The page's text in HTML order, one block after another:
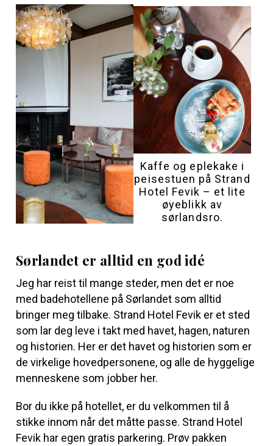
Kaffe og eplekake i
peisestuen på Strand
Hotel Fevik – et lite
øyeblikk av
sørlandsro.
Sørlandet er alltid en god idé
Jeg har reist til mange steder, men det er noe
med badehotellene på Sørlandet som alltid
bringer meg tilbake. Strand Hotel Fevik er et sted
som lar deg leve i takt med havet, hagen, naturen
og historien. Her er det havet og historien som er
de virkelige hovedpersonene, og alle de hyggelige
menneskene som jobber her.
Bor du ikke på hotellet, er du velkommen til å
stikke innom når det måtte passe. Strand Hotel
Fevik har egen gratis parkering. Prøv pakken